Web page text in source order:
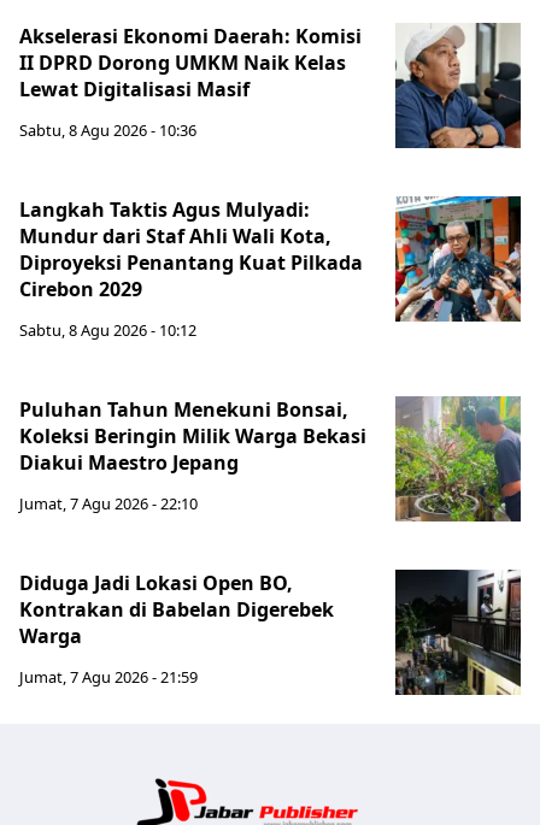
Akselerasi Ekonomi Daerah: Komisi
II DPRD Dorong UMKM Naik Kelas
Lewat Digitalisasi Masif
Sabtu, 8 Agu 2026 - 10:36
Langkah Taktis Agus Mulyadi:
Mundur dari Staf Ahli Wali Kota,
Diproyeksi Penantang Kuat Pilkada
Cirebon 2029
Sabtu, 8 Agu 2026 - 10:12
Puluhan Tahun Menekuni Bonsai,
Koleksi Beringin Milik Warga Bekasi
Diakui Maestro Jepang
Jumat, 7 Agu 2026 - 22:10
Diduga Jadi Lokasi Open BO,
Kontrakan di Babelan Digerebek
Warga
Jumat, 7 Agu 2026 - 21:59